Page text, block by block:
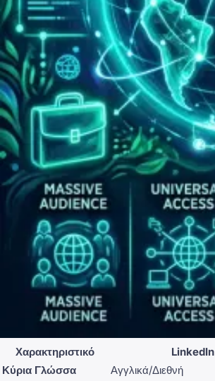
Χαρακτηριστικό
LinkedIn
Κύρια Γλώσσα
Αγγλικά/Διεθνή